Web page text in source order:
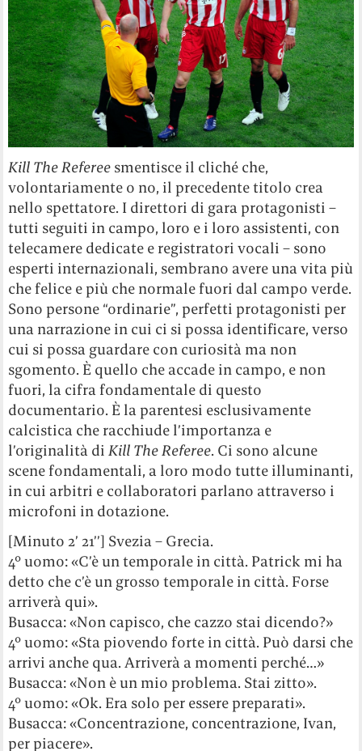
Kill The Referee smentisce il cliché che,
volontariamente o no, il precedente titolo crea
nello spettatore. I direttori di gara protagonisti –
tutti seguiti in campo, loro e i loro assistenti, con
telecamere dedicate e registratori vocali – sono
esperti internazionali, sembrano avere una vita più
che felice e più che normale fuori dal campo verde.
Sono persone “ordinarie”, perfetti protagonisti per
una narrazione in cui ci si possa identificare, verso
cui si possa guardare con curiosità ma non
sgomento. È quello che accade in campo, e non
fuori, la cifra fondamentale di questo
documentario. È la parentesi esclusivamente
calcistica che racchiude l’importanza e
l’originalità diKill The Referee. Ci sono alcune
scene fondamentali, a loro modo tutte illuminanti,
in cui arbitri e collaboratori parlano attraverso i
microfoni in dotazione.
[Minuto 2’ 21’’] Svezia – Grecia.
4° uomo: «C’è un temporale in città. Patrick mi ha
detto che c’è un grosso temporale in città. Forse
arriverà qui».
Busacca: «Non capisco, che cazzo stai dicendo?»
4° uomo: «Sta piovendo forte in città. Può darsi che
arrivi anche qua. Arriverà a momenti perché…»
Busacca: «Non è un mio problema. Stai zitto».
4° uomo: «Ok. Era solo per essere preparati».
Busacca: «Concentrazione, concentrazione, Ivan,
per piacere».